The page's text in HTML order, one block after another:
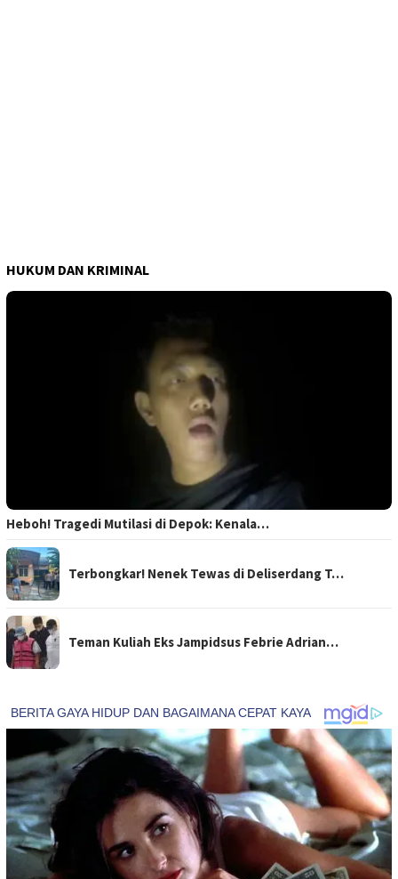
HUKUM DAN KRIMINAL
Heboh! Tragedi Mutilasi di Depok: Kenala…
Terbongkar! Nenek Tewas di Deliserdang T…
Teman Kuliah Eks Jampidsus Febrie Adrian…